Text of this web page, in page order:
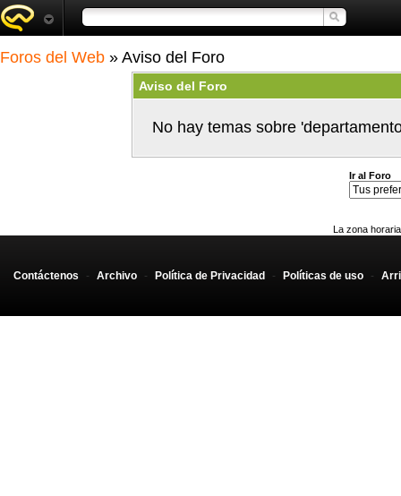
Foros del Web » Aviso del Foro
Aviso del Foro
No hay temas sobre
Ir al Foro
La zona
Contáctenos - Archivo - Política de Privacidad - Políticas de uso -